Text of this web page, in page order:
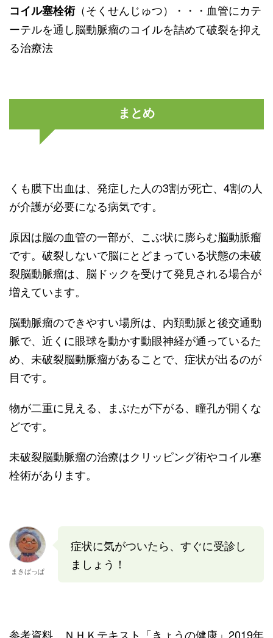
コイル塞栓術（そくせんじゅつ）・・・血管にカテ
ーテルを通し脳動脈瘤のコイルを詰めて破裂を抑え
る治療法
まとめ
くも膜下出血は、発症した人の3割が死亡、4割の人
が介護が必要になる病気です。
原因は脳の血管の一部が、こぶ状に膨らむ脳動脈瘤
です。破裂しないで脳にとどまっている状態の未破
裂脳動脈瘤は、脳ドックを受けて発見される場合が
増えています。
脳動脈瘤のできやすい場所は、内頚動脈と後交通動
脈で、近くに眼球を動かす動眼神経が通っているた
め、未破裂脳動脈瘤があることで、症状が出るのが
目です。
物が二重に見える、まぶたが下がる、瞳孔が開くな
どです。
未破裂脳動脈瘤の治療はクリッピング術やコイル塞
栓術があります。
まきばっぱ
症状に気がついたら、すぐに受診し
ましょう！
参考資料 ＮＨＫテキスト「きょうの健康」2019年